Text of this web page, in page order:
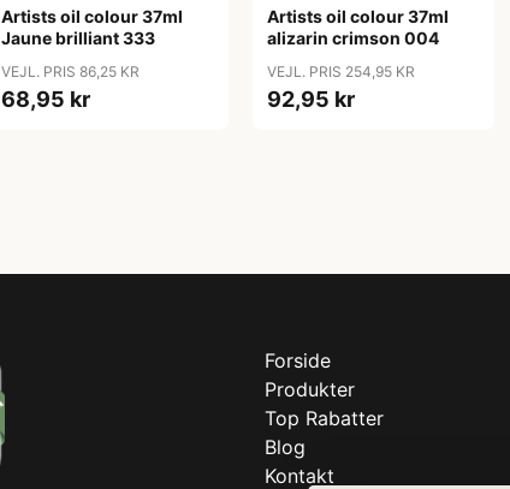
Artists oil colour 37ml
Jaune brilliant 333
VEJL. PRIS 86,25 KR
68,95 kr
Artists oil colour 37ml
alizarin crimson 004
VEJL. PRIS 254,95 KR
92,95 kr
Forside
Produkter
Top Rabatter
Blog
Kontakt